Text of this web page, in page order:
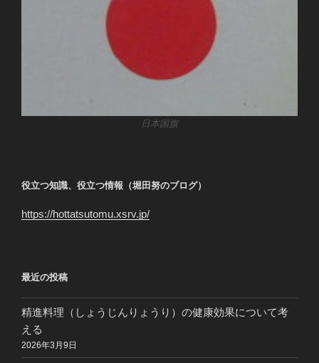
日本国旗
役立つ知識、役立つ情報（堀田努のブログ）
https://hottatsutomu.xsrv.jp/
最近の投稿
精進料理（しょうじんりょうり）の健康効果について考
える
2026年3月9日